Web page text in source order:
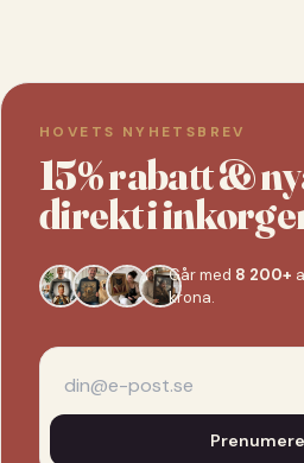
HOVETS NYHETSBREV
15% rabatt &
direkt i
Går med 8 200+
krona.